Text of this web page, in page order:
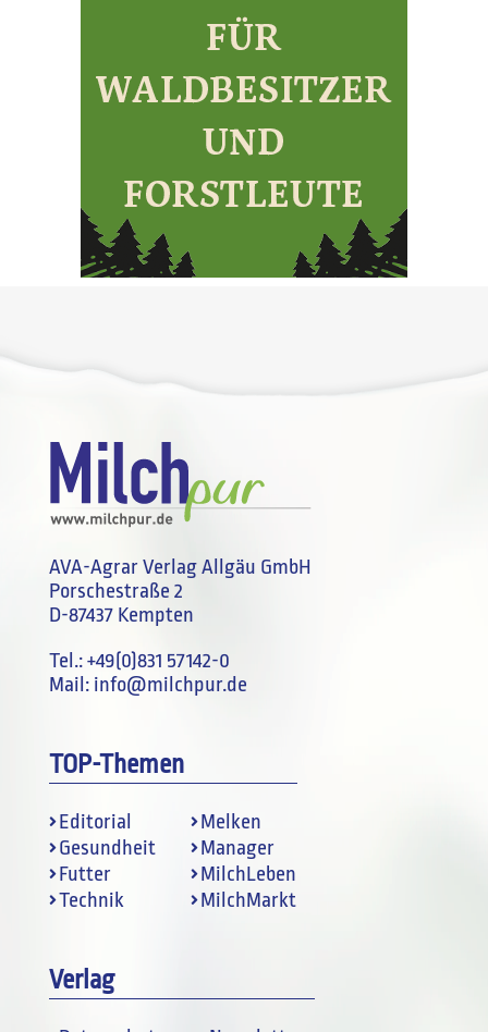
AVA-Agrar Verlag Allgäu GmbH
Porschestraße 2
D-87437 Kempten
Tel.:+49(0)831 57142-0
Mail: info@milchpur.de
TOP-Themen
Editorial
Gesundheit
Futter
Technik
Melken
Manager
MilchLeben
MilchMarkt
Verlag